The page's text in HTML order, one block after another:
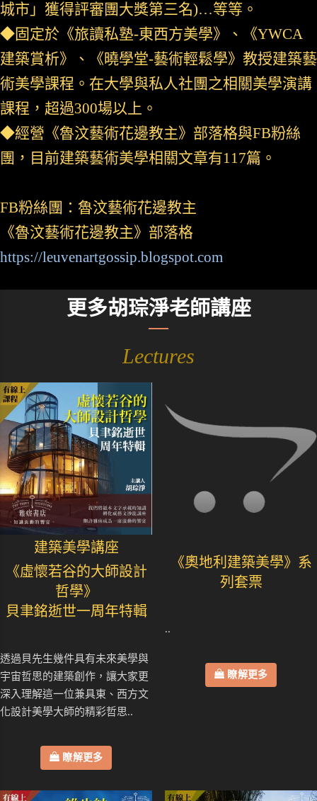
城市」獲得評審團大獎第三名)…等等。
◆固定於《旅讀私塾-東西方美學》、《YWCA
建築賞析》、《曉學堂-藝術輕鬆學》教授建築藝
術美學課程。在大學與私人社團之相關美學演講
課程，超過300場以上。
◆經營《魯汶藝術花邊教主》部落格與FB粉絲
團，目前建築藝術美學相關文章有117篇。
FB粉絲團：魯汶藝術花邊教主
《魯汶藝術花邊教主》部落格
https://leuvenartgossip.blogspot.com
更多胡琮淨老師講座
Lectures
建築美學講座
《虛懷若谷的大師設計
哲學》
貝聿銘逝世一周年特輯
透過貝先生幾件具有未來美學與
宇宙哲思的建築創作，讓大家更
深入理解這一位兼具東、西方文
化設計美學大師的精彩哲思..
瞭解更多
《奧地利建築美學》系
列套票
..
瞭解更多